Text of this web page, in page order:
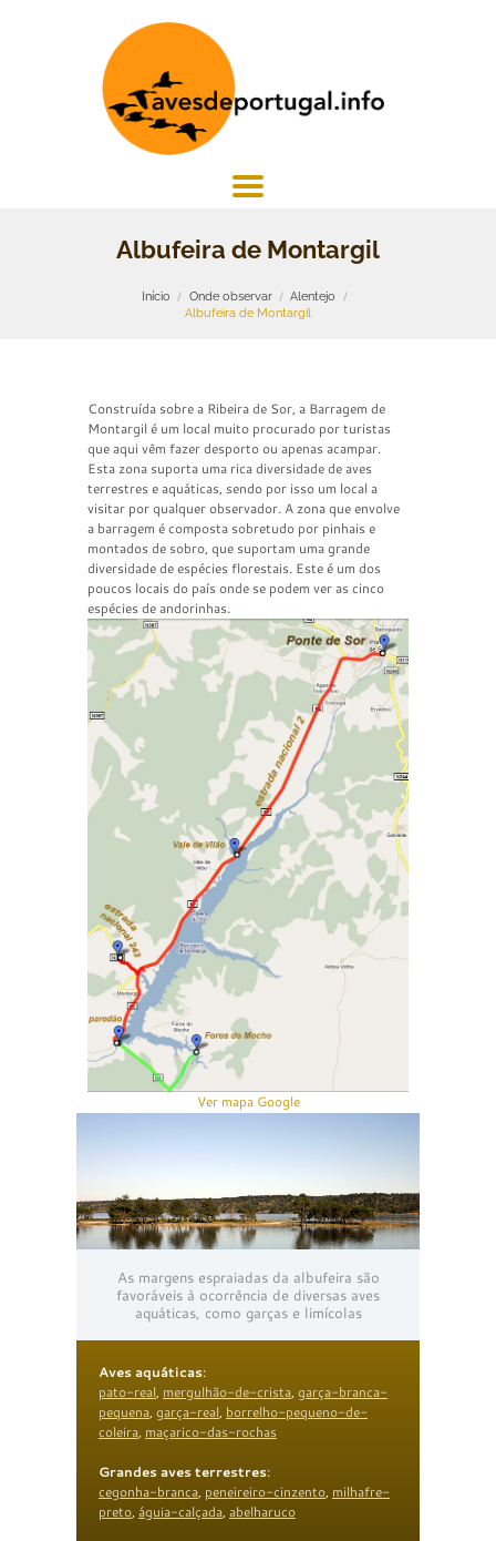
Albufeira de Montargil
Início Onde observar
Alentejo
Albufeira de Montargil
Construída sobre a Ribeira de Sor, a Barragem de
Montargil é um local muito procurado por turistas
que aqui vêm fazer desporto ou apenas acampar.
Esta zona suporta uma rica diversidade de aves
terrestres e aquáticas, sendo por isso um local a
visitar por qualquer observador. A zona que envolve
a barragem é composta sobretudo por pinhais e
montados de sobro, que suportam uma grande
diversidade de espécies florestais. Este é um dos
poucos locais do país onde se podem ver as cinco
espécies de andorinhas.
Ver mapa Google
As margens espraiadas da albufeira são
favoráveis à ocorrência de diversas aves
aquáticas, como garças e limícolas
Aves aquáticas:
pato-real, mergulhão-de-crista, garça-branca-
pequena, garça-real, borrelho-pequeno-de-
coleira, maçarico-das-rochas
Grandes aves terrestres:
cegonha-branca, peneireiro-cinzento, milhafre-
preto, águia-calçada, abelharuco